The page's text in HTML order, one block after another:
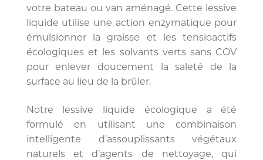
votre bateau ou van aménagé. Cette lessive
liquide utilise une action enzymatique pour
émulsionner la graisse et les tensioactifs
écologiques et les solvants verts sans COV
pour enlever doucement la saleté de la
surface au lieu de la brûler.
Notre lessive liquide écologique a été
formulé en utilisant une combinaison
intelligente d’assouplissants végétaux
naturels et d’agents de nettoyage, qui